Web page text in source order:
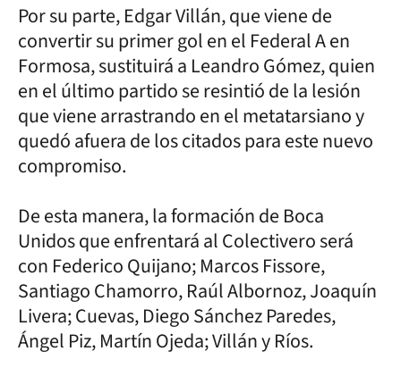
Por su parte, Edgar Villán, que viene de
convertir su primer gol en el Federal A en
Formosa, sustituirá a Leandro Gómez, quien
en el último partido se resintió de la lesión
que viene arrastrando en el metatarsiano y
quedó afuera de los citados para este nuevo
compromiso.
De esta manera, la formación de Boca
Unidos que enfrentará al Colectivero será
con Federico Quijano; Marcos Fissore,
Santiago Chamorro, Raúl Albornoz, Joaquín
Livera; Cuevas, Diego Sánchez Paredes,
Ángel Piz, Martín Ojeda; Villán y Ríos.